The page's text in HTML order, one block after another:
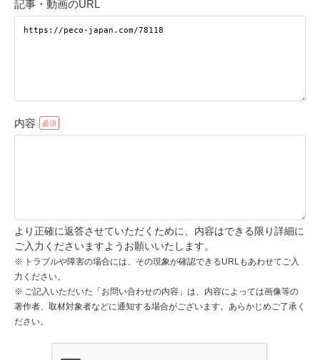
記事・動画のURL
内容
より正確に返答させていただくために、内容はできる限り詳細に
ご入力くださいますようお願いいたします。
トラブルや障害の場合には、その現象が確認できるURLもあわせてご入
力ください。
ご記入いただいた「お問い合わせの内容」は、内容によっては画像等の
著作者、取材対象者などに通知する場合がございます。あらかじめご了承く
ださい。